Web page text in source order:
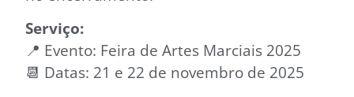
Serviço:
📍 Evento: Feira de Artes Marciais 2025
📆 Datas: 21 e 22 de novembro de 2025